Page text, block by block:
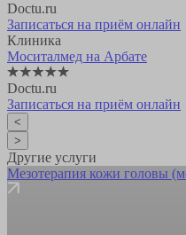
Doctu.ru
Записаться на приём онлайн
Клиника
Моситалмед на Арбате
Doctu.ru
Записаться на приём онлайн
<
>
Другие услуги
Мезотерапия кожи головы